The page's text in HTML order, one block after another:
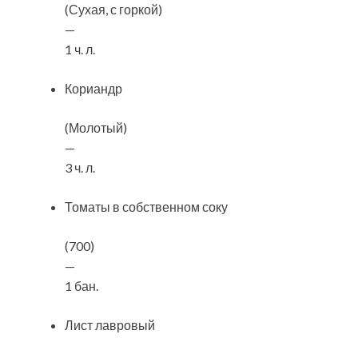
(Сухая, с горкой)
—
1 ч. л.
Кориандр
(Молотый)
—
3 ч. л.
Томаты в собственном соку
(700)
—
1 бан.
Лист лавровый